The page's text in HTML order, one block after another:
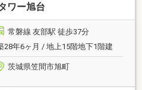
ワー旭台
常磐線 友部駅 徒歩37分
28年6ヶ月 / 地上15階地下1階建
茨城県笠間市旭町